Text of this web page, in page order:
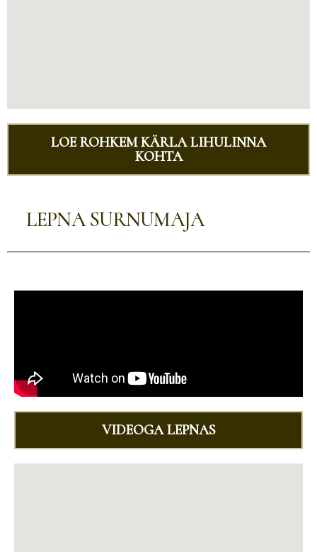
LOE ROHKEM KÄRLA LIHULINNA
KOHTA
LEPNA SURNUMAJA
VIDEOGA LEPNAS